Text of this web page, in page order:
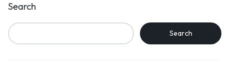
Search
Search